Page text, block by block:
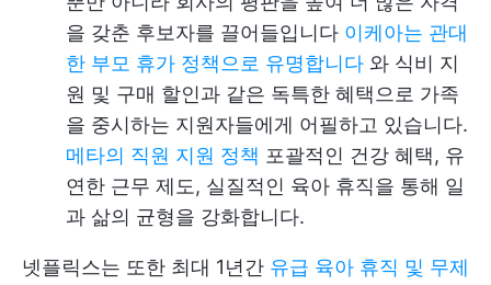
을 갖춘 후보자를 끌어들입니다 이케아는 관대
한 부모 휴가 정책으로 유명합니다 와 식비 지
원 및 구매 할인과 같은 독특한 혜택으로 가족
을 중시하는 지원자들에게 어필하고 있습니다.
메타의 직원 지원 정책 포괄적인 건강 혜택, 유
연한 근무 제도, 실질적인 육아 휴직을 통해 일
과 삶의 균형을 강화합니다.
넷플릭스는 또한 최대 1년간 유급 육아 휴직 및 무제